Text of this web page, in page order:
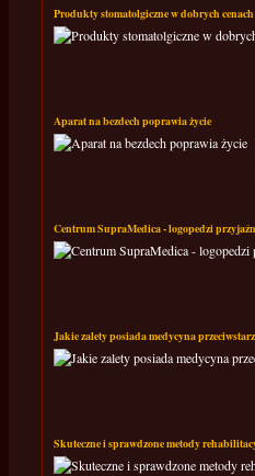
Produkty stomatolgiczne w dobrych cenach
Aparat na bezdech poprawia życie
Centrum SupraMedica - logopedzi
Jakie zalety posiada medycyna
Skuteczne i sprawdzone metody